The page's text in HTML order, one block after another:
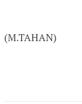
(M.TAHAN)